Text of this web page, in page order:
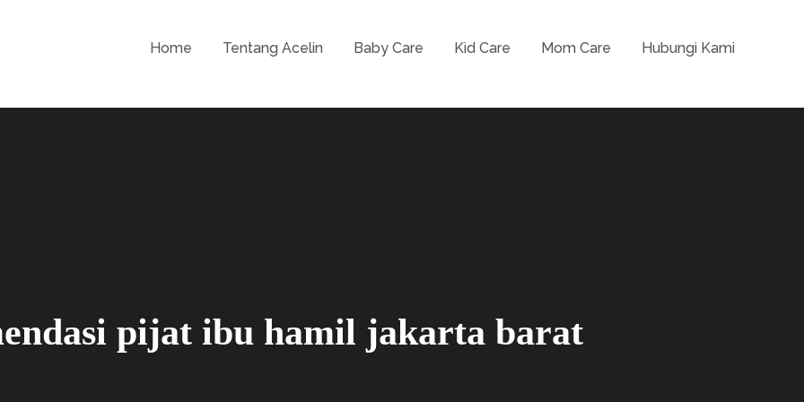
Home Tentang Acelin Baby Care Kid Care Mom Care Hubungi Kami
pijat ibu hamil jakarta barat